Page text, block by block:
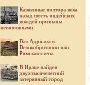
Казненные полтора века
назад шесть индейских
вождей признаны
невиновными
Вал Адриана в
Великобритании или
Римская стена
В Ираке найден
двухтысячелетний
затерянный город